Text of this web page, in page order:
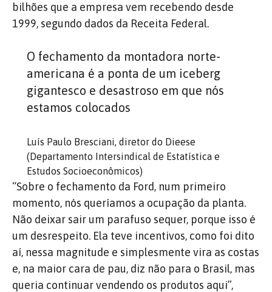
bilhões que a empresa vem recebendo desde
1999, segundo dados da Receita Federal.
O fechamento da montadora norte-
americana é a ponta de um iceberg
gigantesco e desastroso em que nós
estamos colocados
Luís Paulo Bresciani, diretor do Dieese
(Departamento Intersindical de Estatística e
Estudos Socioeconômicos)
“Sobre o fechamento da Ford, num primeiro
momento, nós queríamos a ocupação da planta.
Não deixar sair um parafuso sequer, porque isso é
um desrespeito. Ela teve incentivos, como foi dito
aí, nessa magnitude e simplesmente vira as costas
e, na maior cara de pau, diz não para o Brasil, mas
queria continuar vendendo os produtos aqui”,